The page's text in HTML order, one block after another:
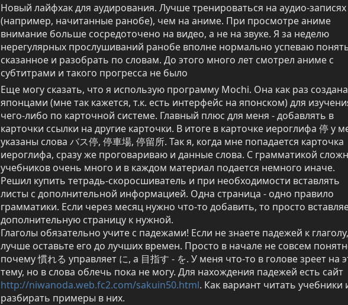
Новый лайфхак для аудирования. Лучше тренироваться на аудио-записях
(например, начитанные ранобе), чем на аниме. При просмотре аниме
внимание больше сосредоточено на видео, а не на звуке. Я за неделю
нерегулярных прослушиваний ранобе вполне нормально успеваю
сказанное и разобрать по словам. До этого много лет смотрел аниме с
субтитрами и такого прогресса не было
Еще могу сказать, что я использую программу Mochi. Она как раз создана
японцами (мне так кажется, т.к. есть интерфейс на японском) для
чего-либо по карточной системе. Главный плюс для меня - добавлять в
карточки ссылки на другие карточки. В итоге в карточке иероглифа 停 у
указаны слова バス停, 停車場, 停留所. Так я, когда мне попадается карточка
иероглифа, сразу же проговариваю и данные слова. С грамматикой
учебников очень много и в каждом материал подается немного иначе.
Решил купить тетрадь-скоросшиватель и при необходимости вставлять
листы с дополнительной информацией. Одна страница - одно правило
грамматики. Если через месяц нужно что-то добавить, то просто
дополнительную страницу к нужной.
Глаголы обязательно учите с падежами! Если не знаете падежей к
лучше оставьте его до лучших времен. Просто в начале не совсем
почему 慣れる управляет に, а 目指す - を. У меня что-то в голове зреет на
тему, но в слова облечь пока не могу. Для нахождения падежей есть сайт
http://niwanoda.web.fc2.com/sakuin50.html. Как вариант читать учебники
разбирать примеры в них.